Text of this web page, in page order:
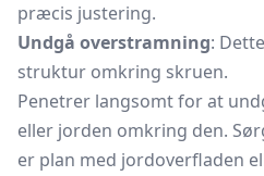
præcis justering.
Undgå overstramning:
struktur omkring skruen.
Penetrer langsomt for at
eller jorden omkring den.
er plan med jordoverfladen